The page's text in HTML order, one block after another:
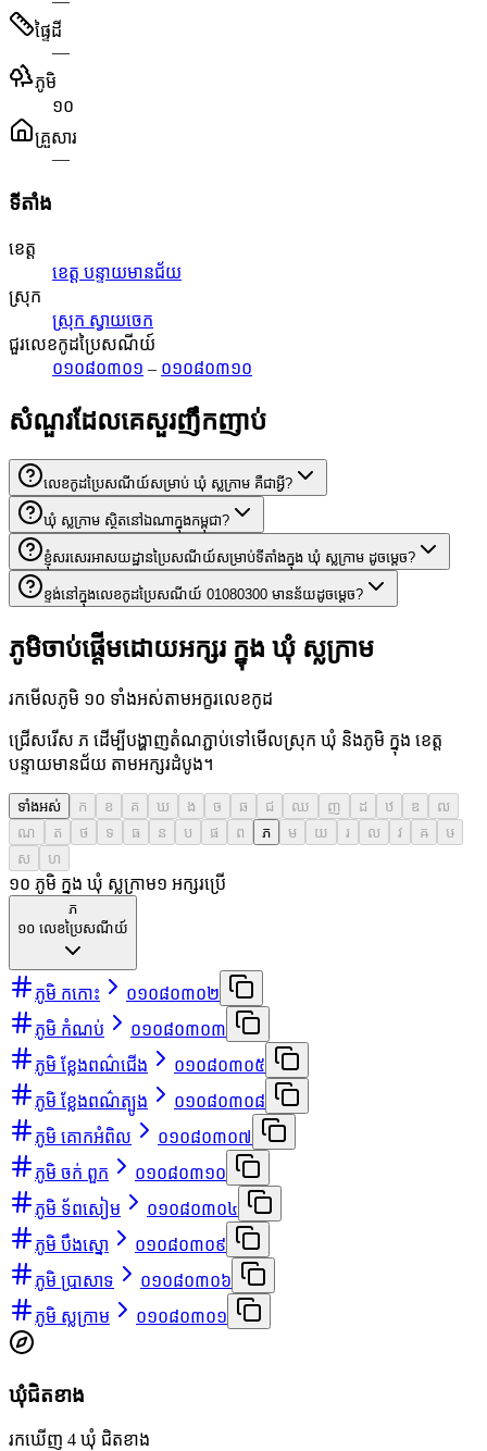
ផ្ទៃដី
—
ភូមិ
១០
គ្រួសារ
—
ទីតាំង
ខេត្ត
ខេត្ត បន្ទាយមានជ័យ
ស្រុក
ស្រុក ស្វាយចេក
ជួរលេខកូដប្រៃសណីយ៍
០១០៨០៣០១ – ០១០៨០៣១០
សំណួរដែលគេសួរញឹកញាប់
លេខកូដប្រៃសណីយ៍សម្រាប់ ឃុំ ស្លក្រាម គឺជាអ្វី?
ឃុំ ស្លក្រាម ស្ថិតនៅឯណាក្នុងកម្ពុជា?
ខ្ញុំសរសេរអាសយដ្ឋានប្រៃសណីយ៍សម្រាប់ទីតាំងក្នុង ឃុំ ស្លក្រាម ដូចម្តេច?
ខ្ទង់នៅក្នុងលេខកូដប្រៃសណីយ៍ 01080300 មានន័យដូចម្តេច?
ភូមិចាប់ផ្តើមដោយអក្សរ ក្នុង ឃុំ ស្លក្រាម
រកមើលភូមិ ១០ ទាំងអស់តាមអក្ខរលេខកូដ
ជ្រើសរើស ភ ដើម្បីបង្ហាញតំណភ្ជាប់ទៅមើលស្រុក ឃុំ និងភូមិ ក្នុង ខេត្ត
បន្ទាយមានជ័យ តាមអក្សរដំបូង។
ទាំងអស់ ក ខ គ ឃ ង ច ឆ ជ ឈ ញ ដ ឋ ឌ
ឍ
ណ
ត ថ ទ ធ ន ប ផ ព ភ ម យ រ ល វ ឝ
ឞ
ស
ហ
១០ ភូមិ ក្នុង ឃុំ ស្លក្រាម១ អក្សរប្រើ
ភ
១០ លេខប្រៃសណីយ៍
ភូមិ កកោះ
០១០៨០៣០២
ភូមិ កំណប់
០១០៨០៣០៣
ភូមិ ខ្លែងពណ៌ជើង
០១០៨០៣០៥
ភូមិ ខ្លែងពណ៌ត្បូង
០១០៨០៣០៨
ភូមិ គោកអំពិល
០១០៨០៣០៧
ភូមិ ចក់ ពួក
០១០៨០៣១០
ភូមិ ទ័ពសៀម
០១០៨០៣០៤
ភូមិ បឹងស្នោ
០១០៨០៣០៩
ភូមិ ប្រាសាទ
០១០៨០៣០៦
ភូមិ ស្លក្រាម
០១០៨០៣០១
ឃុំជិតខាង
រកឃើញ 4 ឃុំ ជិតខាង